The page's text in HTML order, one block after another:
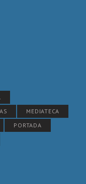
MEDIATECA
PORTADA